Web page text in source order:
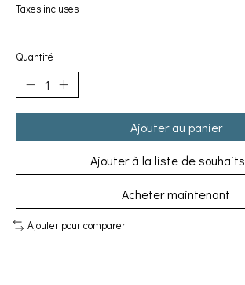
Taxes incluses
Quantité :
Ajouter au panier
Ajouter à la liste de souhaits
Acheter maintenant
Ajouter pour comparer